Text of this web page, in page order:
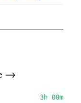
→
3h 00m